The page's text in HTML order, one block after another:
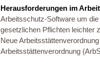
Herausforderungen im
Arbeitsschutz-Software um die
gesetzlichen Pflichten leichter
Neue
Arbeitsstättenverordnung